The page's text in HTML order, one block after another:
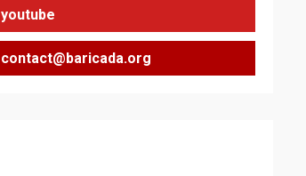
youtube
contact@baricada.org